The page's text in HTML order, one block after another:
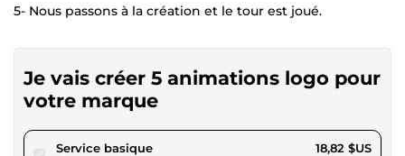
5- Nous passons à la création et le tour est joué.
Je vais créer 5 animations logo pour
votre marque
Service basiquepour 17,34 $US 18,82 $US